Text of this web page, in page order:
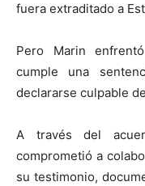
fuera extraditado a
Pero Marin
cumple una
declararse culpable
A través del
comprometió a
su testimonio,